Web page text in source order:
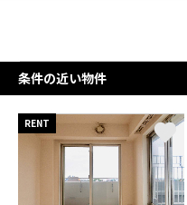
条件の近い物件
RENT